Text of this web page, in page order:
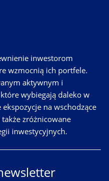
inwestorom
wzmocnią ich portfele.
aktywnym i
wybiegają daleko w
na wschodzące
zróżnicowane
inwestycyjnych.